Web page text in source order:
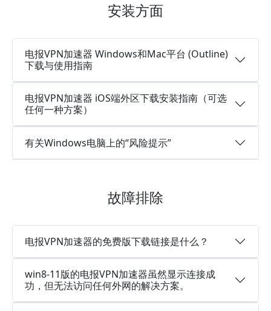
安装方面
电报VPN加速器 Windows和Mac平台 (Outline)
下载与使用指南
电报VPN加速器 iOS端外区下载安装指南（可选
任何一种方案）
有关Windows电脑上的“风险提示”
故障排除
电报VPN加速器的免费版下载链接是什么？
win8-11版的电报VPN加速器虽然显示连接成
功，但无法访问任何外网的解决方案。